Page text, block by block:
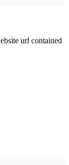
url contained